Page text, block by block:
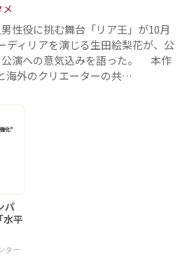
性役に挑む舞台「リア王」が10月
ディリアを演じる生田絵梨花が、公
公演への意気込みを語った。 本作
海外のクリエーターの共…
パ
平
ター